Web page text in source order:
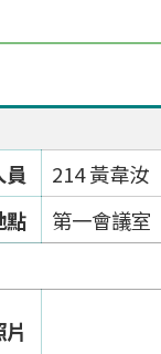
員
214 黃韋汝
點
第一會議室